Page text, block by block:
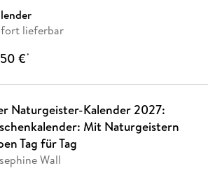
lieferbar
€*
Naturgeister-Kalender 2027:
Mit Naturgeistern
Tag für Tag
Wall